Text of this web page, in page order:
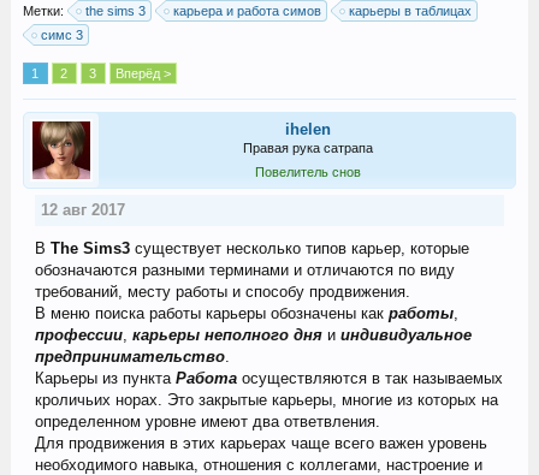
Метки: the sims 3 карьера и работа симов
карьеры в таблицах
симс 3
1 2 3 Вперёд >
ihelen
Правая рука сатрапа
Повелитель снов
12 авг 2017
В The Sims3существует несколько типов карьер, которые
обозначаются разными терминами и отличаются по виду
требований, месту работы и способу продвижения.
В меню поиска работы карьеры обозначены как работы,
профессии, карьеры неполного дняи индивидуальное
предпринимательство.
Карьеры из пункта Работаосуществляются в так называемых
кроличьих норах. Это закрытые карьеры, многие из которых на
определенном уровне имеют два ответвления.
Для продвижения в этих карьерах чаще всего важен уровень
необходимого навыка, отношения с коллегами, настроение и